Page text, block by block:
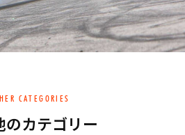
CATEGORIES
のカテゴリー